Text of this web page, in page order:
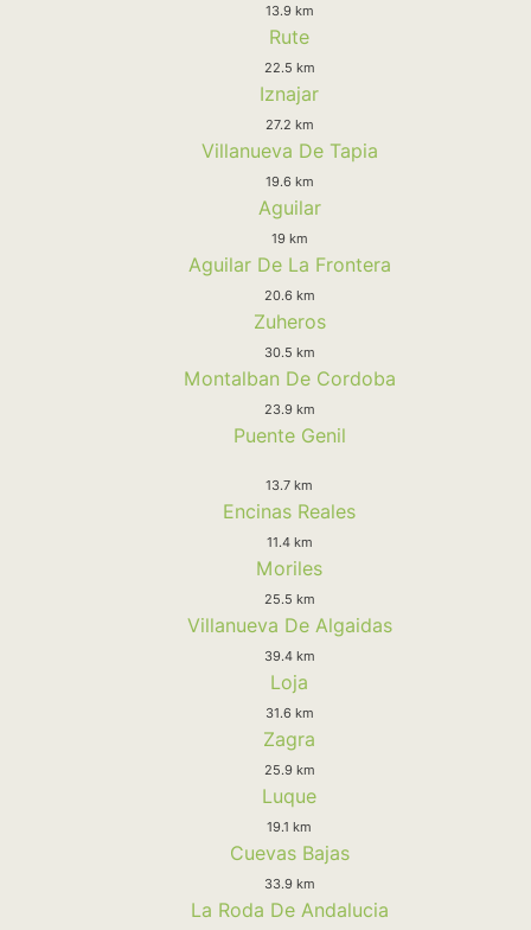
13.9 km
Rute
22.5 km
Iznajar
27.2 km
Villanueva De Tapia
19.6 km
Aguilar
19 km
Aguilar De La Frontera
20.6 km
Zuheros
30.5 km
Montalban De Cordoba
23.9 km
Puente Genil
13.7 km
Encinas Reales
11.4 km
Moriles
25.5 km
Villanueva De Algaidas
39.4 km
Loja
31.6 km
Zagra
25.9 km
Luque
19.1 km
Cuevas Bajas
33.9 km
La Roda De Andalucia